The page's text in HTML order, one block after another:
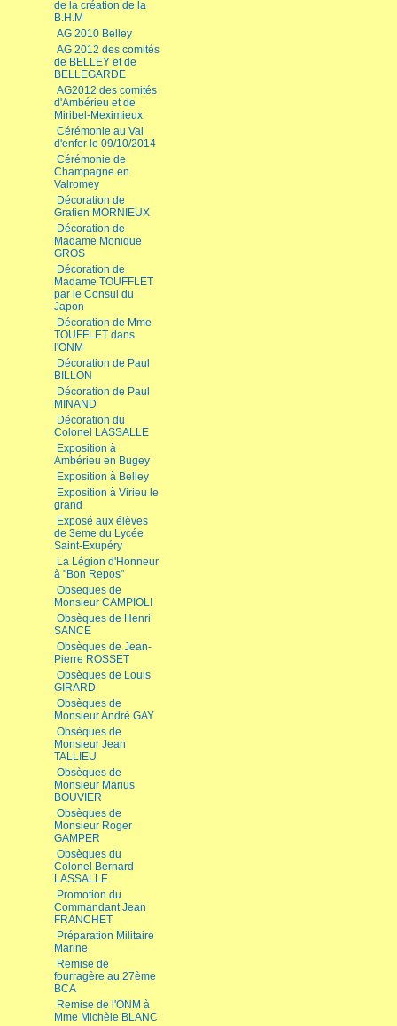
de la création de la
B.H.M
AG 2010 Belley
AG 2012 des comités
de BELLEY et de
BELLEGARDE
AG2012 des comités
d'Ambérieu et de
Miribel-Meximieux
Cérémonie au Val
d'enfer le 09/10/2014
Cérémonie de
Champagne en
Valromey
Décoration de
Gratien MORNIEUX
Décoration de
Madame Monique
GROS
Décoration de
Madame TOUFFLET
par le Consul du
Japon
Décoration de Mme
TOUFFLET dans
l'ONM
Décoration de Paul
BILLON
Décoration de Paul
MINAND
Décoration du
Colonel LASSALLE
Exposition à
Ambérieu en Bugey
Exposition à Belley
Exposition à Virieu le
grand
Exposé aux élèves
de 3eme du Lycée
Saint-Exupéry
La Légion d'Honneur
à "Bon Repos"
Obseques de
Monsieur CAMPIOLI
Obsèques de Henri
SANCE
Obsèques de Jean-
Pierre ROSSET
Obsèques de Louis
GIRARD
Obsèques de
Monsieur André GAY
Obsèques de
Monsieur Jean
TALLIEU
Obsèques de
Monsieur Marius
BOUVIER
Obsèques de
Monsieur Roger
GAMPER
Obsèques du
Colonel Bernard
LASSALLE
Promotion du
Commandant Jean
FRANCHET
Préparation Militaire
Marine
Remise de
fourragère au 27ème
BCA
Remise de l'ONM à
Mme Michèle BLANC